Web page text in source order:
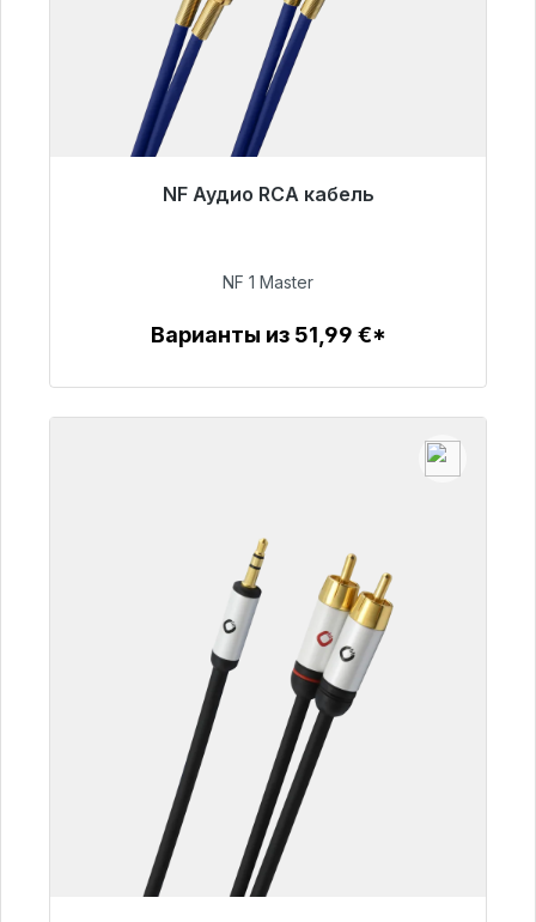
NF Аудио RCA кабель
Готовы к немедленной отправке, срок
99,00 €
NF 1 Master
Варианты из 51,99 €*